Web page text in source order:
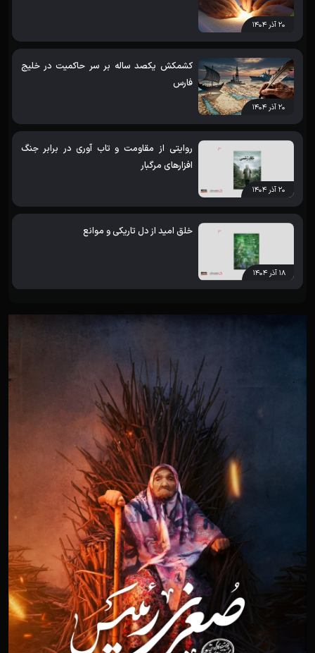
۲۰ آذر ۱۴۰۴
۲۰ آذر ۱۴۰۴
کشمکش یکصد ساله بر سر حاکمیت در خلیج
فارس
۲۰ آذر ۱۴۰۴
روایتی از مقاومت و تاب آوری در برابر جنگ
افزارهای مرگبار
۱۸ آذر ۱۴۰۴
خلق امید از دل تاریکی و موانع